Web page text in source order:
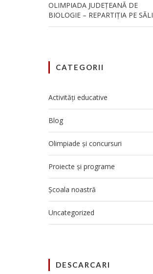
OLIMPIADA JUDEȚEANĂ DE
BIOLOGIE – REPARTIȚIA PE SĂLI
CATEGORII
Activități educative
Blog
Olimpiade și concursuri
Proiecte și programe
Școala noastră
Uncategorized
DESCARCARI